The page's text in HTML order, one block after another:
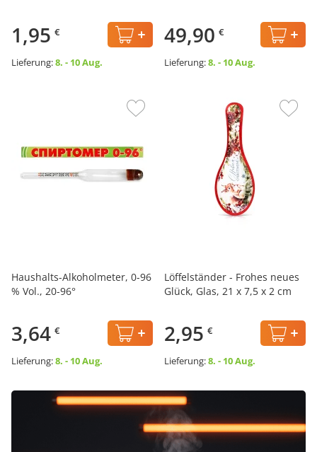
1,95 €
Lieferung:8. - 10 Aug.
49,90 €
Lieferung:8. - 10 Aug.
Haushalts-Alkoholmeter, 0-96
% Vol., 20-96°
3,64 €
Lieferung:8. - 10 Aug.
Löffelständer - Frohes neues
Glück, Glas, 21 x 7,5 x 2 cm
2,95 €
Lieferung:8. - 10 Aug.